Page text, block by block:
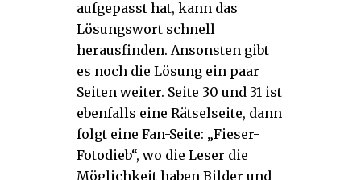
aufgepasst hat, kann das
Lösungswort schnell
herausfinden. Ansonsten gibt
es noch die Lösung ein paar
Seiten weiter. Seite 30 und 31 ist
ebenfalls eine Rätselseite, dann
folgt eine Fan-Seite: „Fieser-
Fotodieb“, wo die Leser die
Möglichkeit haben Bilder und